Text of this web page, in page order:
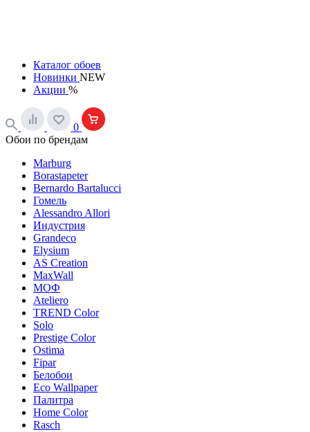
Каталог обоев
Новинки NEW
Акции %
0
Обои по брендам
Marburg
Borastapeter
Bernardo Bartalucci
Гомель
Alessandro Allori
Индустрия
Grandeco
Elysium
AS Creation
MaxWall
МОФ
Ateliero
TREND Color
Solo
Prestige Color
Ostima
Fipar
Белобои
Eco Wallpaper
Палитра
Home Color
Rasch